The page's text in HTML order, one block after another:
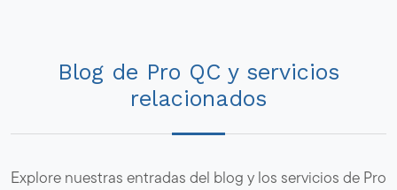
Blog de Pro QC y servicios
relacionados
Explore nuestras entradas del blog y los servicios de Pro